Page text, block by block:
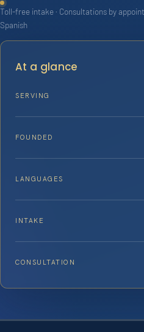
Toll-free intake · Consultations by
Spanish
At a glance
SERVING
FOUNDED
LANGUAGES
INTAKE
CONSULTATION